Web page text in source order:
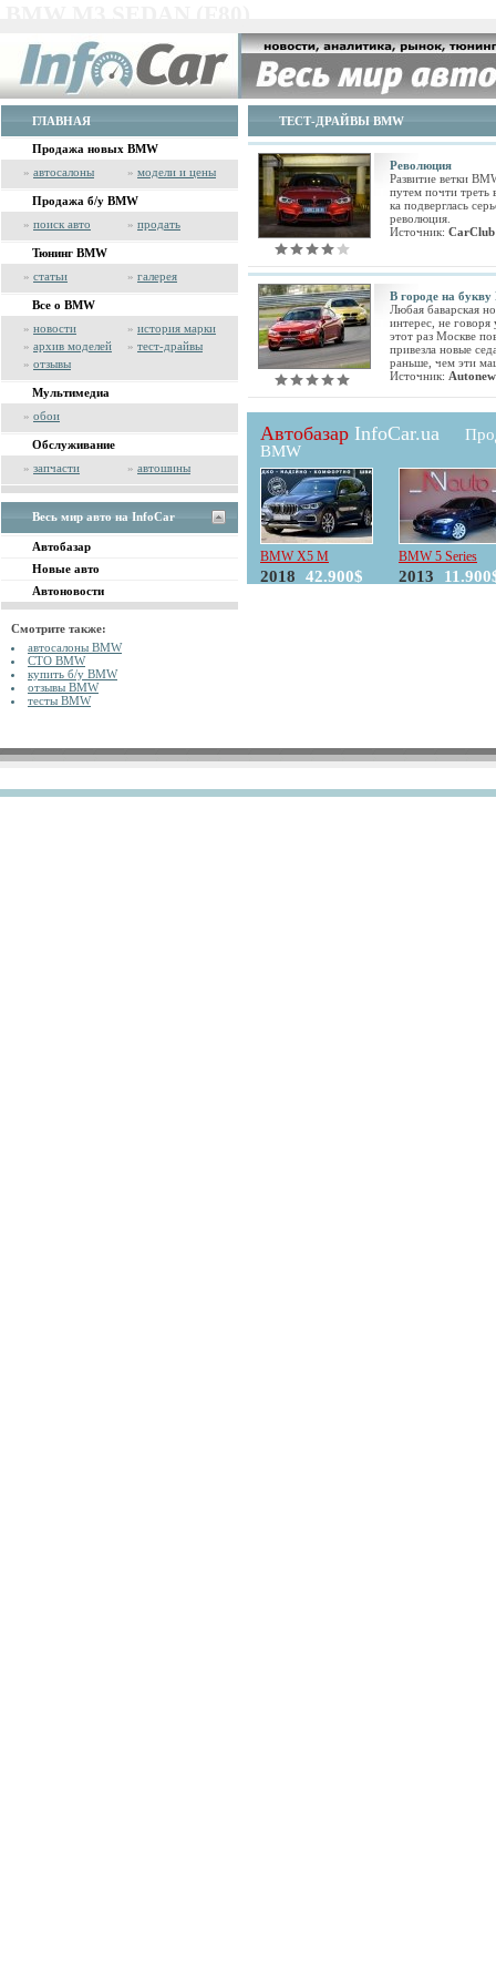
ГЛАВНАЯ
Продажа новых BMW
» автосалоны » модели и цены
Продажа б/у BMW
» поиск авто » продать
Тюнинг BMW
» статьи » галерея
Все о BMW
» новости » история марки
» архив моделей » тест-драйвы
» отзывы
Мультимедиа
» обои
Обслуживание
» запчасти » автошины
Весь мир авто на InfoCar
Автобазар
Новые авто
Автоновости
Смотрите также:
автосалоны BMW
СТО BMW
купить б/у BMW
отзывы BMW
тесты BMW
ТЕСТ-ДРАЙВЫ BMW
Революция
Развитие ветки
путем почти треть
ка подверглась
революция.
Источник: CarClub
В городе на
Любая баварская
интерес, не
этот раз Москве
привезла новые
раньше, чем эти
Источник:
Автобазар InfoCar.ua
BMW
BMW X5 M
2018 42.900$
BMW 5 Series
2013